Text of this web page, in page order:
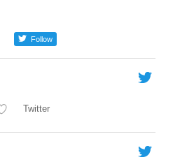
Follow
Twitter